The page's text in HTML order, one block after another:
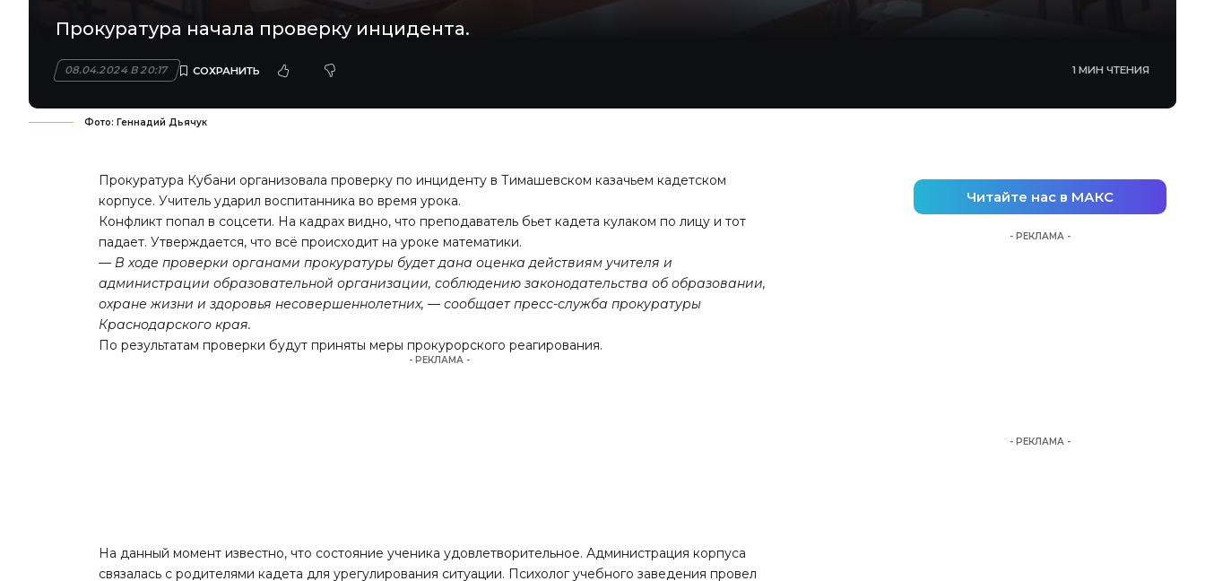
Прокуратура начала проверку инцидента.
08.04.2024 В 20:17 1 МИН ЧТЕНИЯ
Фото: Геннадий Дьячук
Прокуратура Кубани организовала проверку по инциденту в Тимашевском казачьем кадетском
корпусе. Учитель ударил воспитанника во время урока.
Конфликт попал в соцсети. На кадрах видно, что преподаватель бьет кадета кулаком по лицу и тот
падает. Утверждается, что всё происходит на уроке математики.
— В ходе проверки органами прокуратуры будет дана оценка действиям учителя и
администрации образовательной организации, соблюдению законодательства об образовании,
охране жизни и здоровья несовершеннолетних, — сообщает пресс-служба прокуратуры
Краснодарского края.
По результатам проверки будут приняты меры прокурорского реагирования.
- РЕКЛАМА -
На данный момент известно, что состояние ученика удовлетворительное. Администрация корпуса
связалась с родителями кадета для урегулирования ситуации. Психолог учебного заведения провел
Читайте нас в МАКС
- РЕКЛАМА -
- РЕКЛАМА -